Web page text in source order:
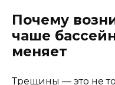
Почему
чаше
меняет
Трещины — это не